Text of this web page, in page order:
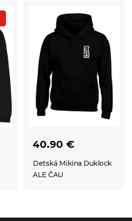
40.90 €
Detská Mikina Duklock
ALE ČAU